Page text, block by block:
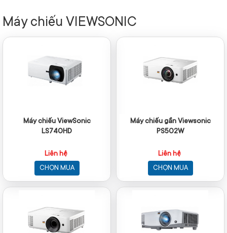
Máy chiếu VIEWSONIC
Máy chiếu ViewSonic
LS740HD
Liên hệ
CHỌN MUA
Máy chiếu gần Viewsonic
PS502W
Liên hệ
CHỌN MUA